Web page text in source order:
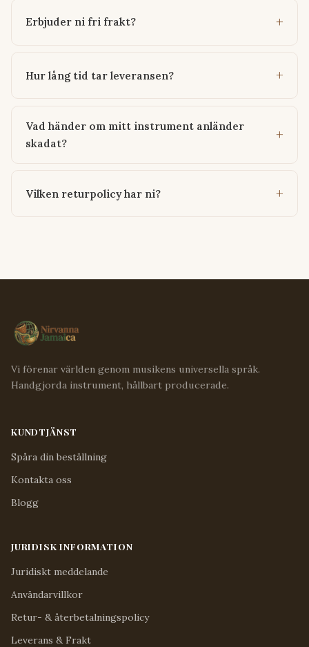
Erbjuder ni fri frakt?
Hur lång tid tar leveransen?
Vad händer om mitt instrument anländer
skadat?
Vilken returpolicy har ni?
Vi förenar världen genom musikens universella språk.
Handgjorda instrument, hållbart producerade.
KUNDTJÄNST
Spåra din beställning
Kontakta oss
Blogg
JURIDISK INFORMATION
Juridiskt meddelande
Användarvillkor
Retur- & återbetalningspolicy
Leverans & Frakt